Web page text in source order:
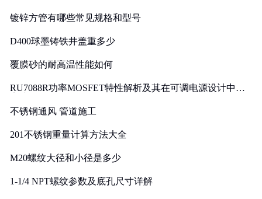
镀锌方管有哪些常见规格和型号
D400球墨铸铁井盖重多少
覆膜砂的耐高温性能如何
RU7088R功率MOSFET特性解析及其在可调电源设计中的
不锈钢通风 管道施工
201不锈钢重量计算方法大全
M20螺纹大径和小径是多少
1-1/4 NPT螺纹参数及底孔尺寸详解